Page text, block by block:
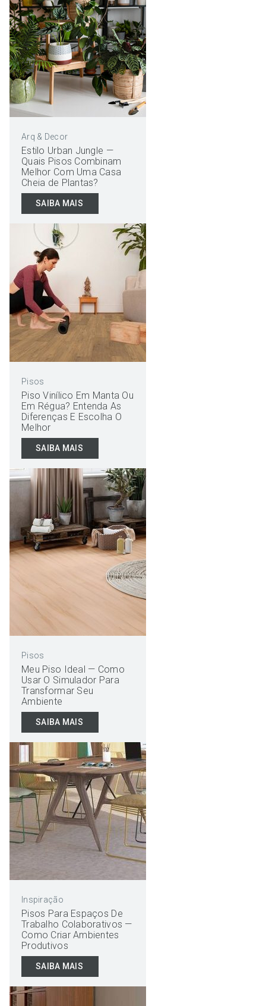
Arq & Decor
Estilo Urban Jungle —
Quais Pisos Combinam
Melhor Com Uma Casa
Cheia de Plantas?
SAIBA MAIS
Pisos
Piso Vinílico Em Manta Ou
Em Régua? Entenda As
Diferenças E Escolha O
Melhor
SAIBA MAIS
Pisos
Meu Piso Ideal — Como
Usar O Simulador Para
Transformar Seu
Ambiente
SAIBA MAIS
Inspiração
Pisos Para Espaços De
Trabalho Colaborativos —
Como Criar Ambientes
Produtivos
SAIBA MAIS